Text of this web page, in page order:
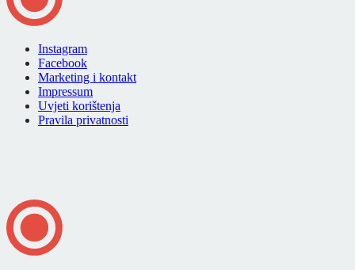
Instagram
Facebook
Marketing i kontakt
Impressum
Uvjeti korištenja
Pravila privatnosti